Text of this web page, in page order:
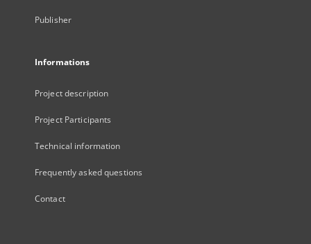
Publisher
Informations
Project description
Project Participants
Technical information
Frequently asked questions
Contact